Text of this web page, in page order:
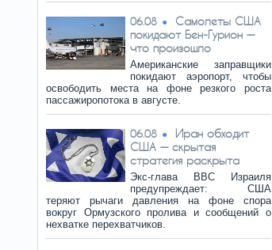
06.08
Самолеты США
покидают Бен-Гурион —
что произошло
Американские заправщики
покидают аэропорт, чтобы
освободить места на фоне резкого роста
пассажиропотока в августе.
06.08
Иран обходит
США — скрытая
стратегия раскрыта
Экс-глава ВВС Израиля
предупреждает: США
теряют рычаги давления на фоне спора
вокруг Ормузского пролива и сообщений о
нехватке перехватчиков.